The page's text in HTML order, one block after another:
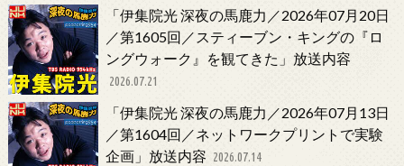
「伊集院光 深夜の馬鹿力／2026年07月20日
／第1605回／スティーブン・キングの『ロ
ングウォーク』を観てきた」放送内容
2026.07.21
「伊集院光 深夜の馬鹿力／2026年07月13日
／第1604回／ネットワークプリントで実験
企画」放送内容 2026.07.14